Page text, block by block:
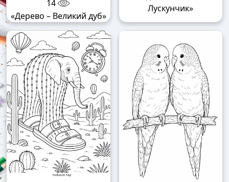
14
«Дерево – Великий дуб»
Лускунчик»